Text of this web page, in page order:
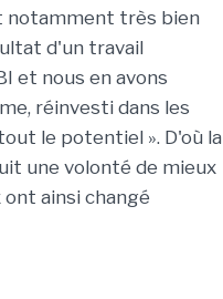
notamment très bien
d'un travail
et nous en avons
réinvesti dans les
le potentiel ». D'où la
une volonté de mieux
ainsi changé